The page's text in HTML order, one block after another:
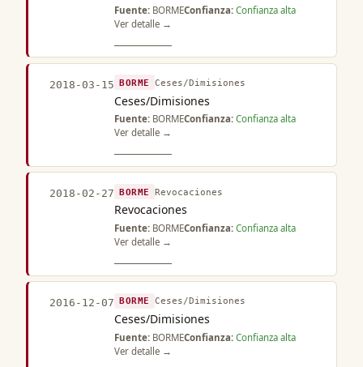
Fuente: BORMEConfianza: Confianza alta
Ver detalle →
2018-03-15 BORME Ceses/Dimisiones
Ceses/Dimisiones
Fuente: BORMEConfianza: Confianza alta
Ver detalle →
2018-02-27 BORME Revocaciones
Revocaciones
Fuente: BORMEConfianza: Confianza alta
Ver detalle →
2016-12-07 BORME Ceses/Dimisiones
Ceses/Dimisiones
Fuente: BORMEConfianza: Confianza alta
Ver detalle →